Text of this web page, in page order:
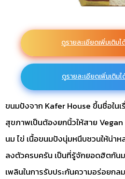
ดูรายละเอียดเพิ่มเติม
ดูรายละเอียดเพิ่มเติม
ขนมปังจาก Kafer House ขึ้นชื่อใน
สุขภาพเป็นต้องยกนิ้วให้สาย
นม ไข่ เนื้อขนมปังนุ่มหนึบชวนให้น่า
ลงตัวครบครัน เป็นที่รู้จักยอดฮิตกัน
เพลินในการรับประกันความอร่อยก